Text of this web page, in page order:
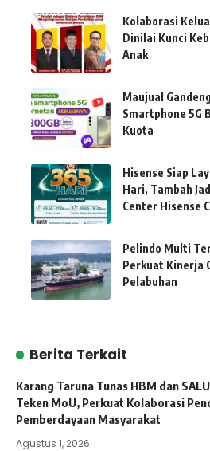
Kolaborasi
Dinilai Kunci
Anak
Maujual
Smartphone 5G
Kuota
Hisense Siap
Hari, Tambah
Center Hisense
Pelindo Multi
Perkuat Kinerja
Pelabuhan
Berita Terkait
Karang Taruna Tunas HBM dan
Teken MoU, Perkuat Kolaborasi
Pemberdayaan Masyarakat
Agustus 1, 2026